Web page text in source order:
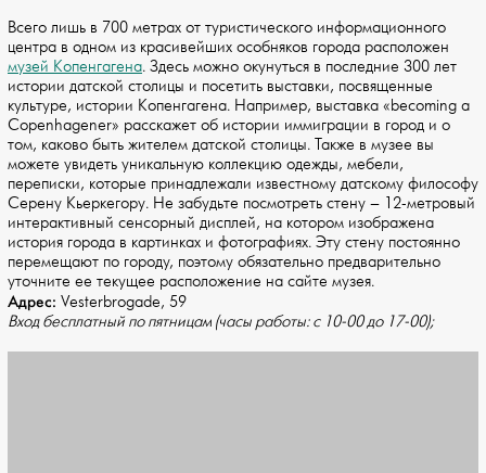
Всего лишь в 700 метрах от туристического информационного
центра в одном из красивейших особняков города расположен
музей Копенгагена. Здесь можно окунуться в последние 300 лет
истории датской столицы и посетить выставки, посвященные
культуре, истории Копенгагена. Например, выставка «becoming a
Copenhagener» расскажет об истории иммиграции в город и о
том, каково быть жителем датской столицы. Также в музее вы
можете увидеть уникальную коллекцию одежды, мебели,
переписки, которые принадлежали известному датскому философу
Серену Кьеркегору. Не забудьте посмотреть стену – 12-метровый
интерактивный сенсорный дисплей, на котором изображена
история города в картинках и фотографиях. Эту стену постоянно
перемещают по городу, поэтому обязательно предварительно
уточните ее текущее расположение на сайте музея.
Адрес: Vesterbrogade, 59
Вход бесплатный по пятницам (часы работы: с 10-00 до 17-00);